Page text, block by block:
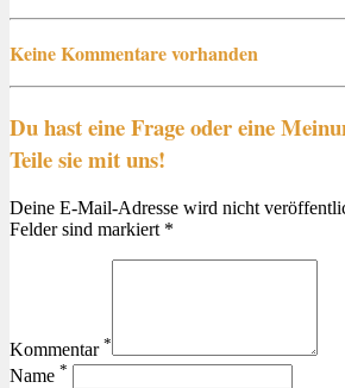
Keine Kommentare vorhanden
Du hast eine Frage oder eine
Teile sie mit uns!
Deine E-Mail-Adresse wird nicht
Felder sind markiert *
Kommentar *
Name *